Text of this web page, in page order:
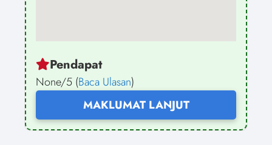
Pendapat
None/5 (Baca Ulasan)
MAKLUMAT LANJUT